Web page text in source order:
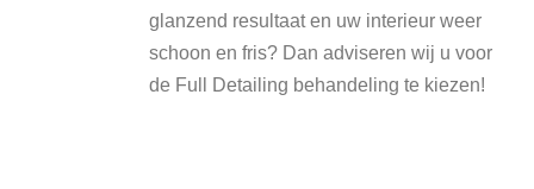
glanzend resultaat en uw interieur weer
schoon en fris? Dan adviseren wij u voor
de Full Detailing behandeling te kiezen!